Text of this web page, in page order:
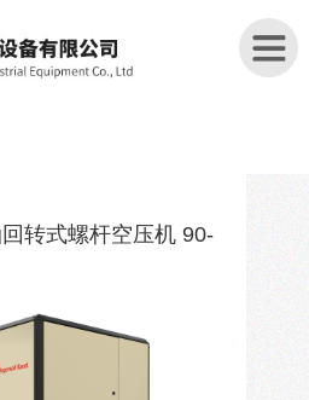
转式螺杆空压机 90-